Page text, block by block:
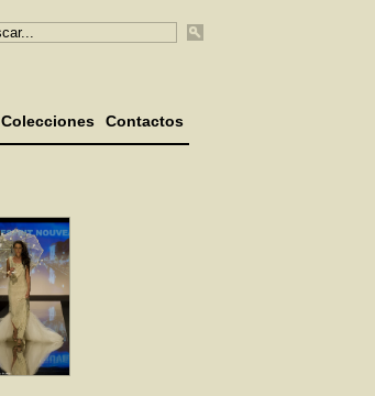
Colecciones Contactos